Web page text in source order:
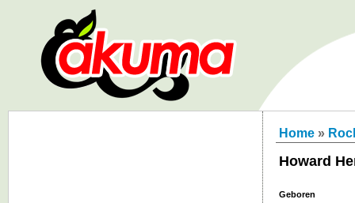
Home »
Howard
Geboren